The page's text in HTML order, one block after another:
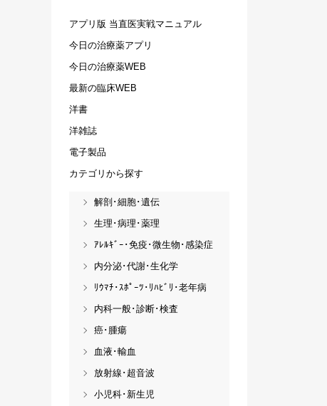
アプリ版 当直医実戦マニュアル
今日の治療薬アプリ
今日の治療薬WEB
最新の臨床WEB
洋書
洋雑誌
電子製品
カテゴリから探す
解剖･細胞･遺伝
生理･病理･薬理
ｱﾚﾙｷﾞｰ･免疫･微生物･感染症
内分泌･代謝･生化学
ﾘｳﾏﾁ･ｽﾎﾟｰﾂ･ﾘﾊﾋﾞﾘ･老年病
内科一般･診断･検査
癌･腫瘍
血液･輸血
放射線･超音波
小児科･新生児